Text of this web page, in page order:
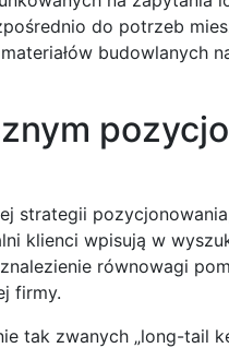
do potrzeb
budowlanych
strategii
klienci wpisują w
równowagi
firmy.
tak zwanych „long-tail